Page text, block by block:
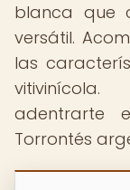
blanca que
versátil.
las
adentrarte
Torrontés